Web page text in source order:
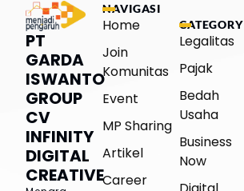
PT
GARDA
ISWANTO
GROUP
CV
INFINITY
DIGITAL
CREATIVE
NAVIGASI
Home
Join
Komunitas
Event
MP Sharing
Artikel
Career
CATEGORY
Legalitas
Pajak
Bedah
Usaha
Business
Now